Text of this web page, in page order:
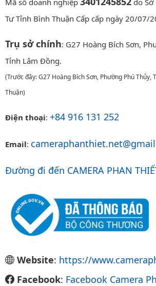
Tư Tỉnh Bình Thuận Cấp cấp ngày 20/07/
Trụ sở chính: G27 Hoàng Bích Sơn,
Tỉnh Lâm Đồng.
(Trước đây: G27 Hoàng Bích Sơn, Phường Phú Thủy,
Thuận)
Điện thoại: +84 916 131 252
Email:
Đường đi đến CAMERA PHAN
Website: https://
Facebook: Facebook Camera